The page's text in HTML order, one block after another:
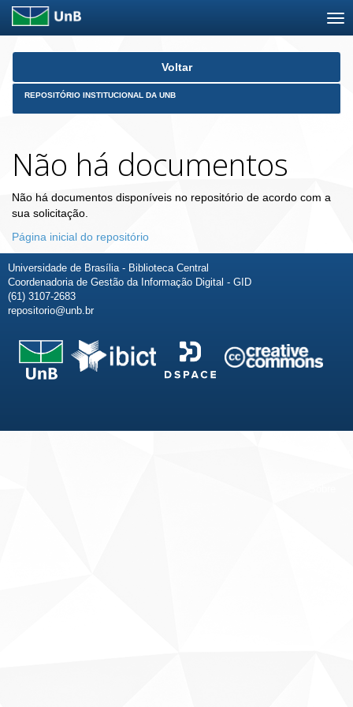
Skip
Voltar
REPOSITÓRIO INSTITUCIONAL DA UNB
Não há documentos
Não há documentos disponíveis no repositório de acordo com a
sua solicitação.
Página inicial do repositório
Universidade de Brasília - Biblioteca Central
Coordenadoria de Gestão da Informação Digital - GID
(61) 3107-2683
repositorio@unb.br